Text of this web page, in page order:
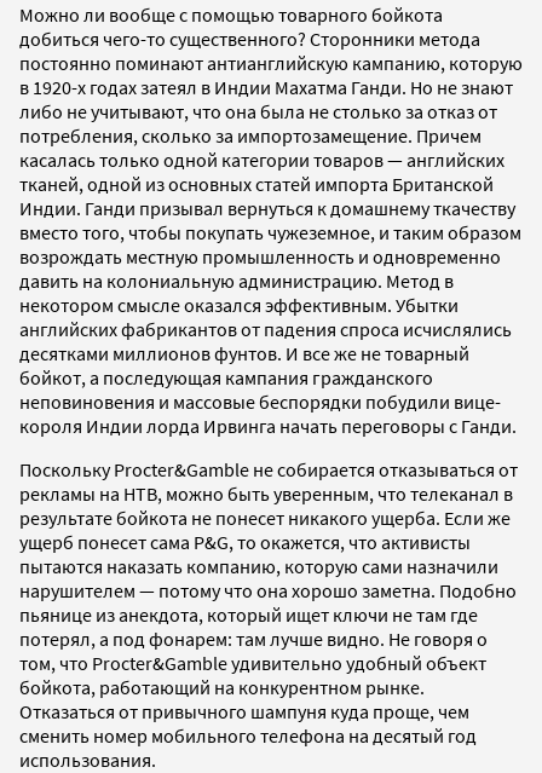
Можно ли вообще с помощью товарного бойкота
добиться чего-то существенного? Сторонники метода
постоянно поминают антианглийскую кампанию, которую
в 1920-х годах затеял в Индии Махатма Ганди. Но не знают
либо не учитывают, что она была не столько за отказ от
потребления, сколько за импортозамещение. Причем
касалась только одной категории товаров — английских
тканей, одной из основных статей импорта Британской
Индии. Ганди призывал вернуться к домашнему ткачеству
вместо того, чтобы покупать чужеземное, и таким образом
возрождать местную промышленность и одновременно
давить на колониальную администрацию. Метод в
некотором смысле оказался эффективным. Убытки
английских фабрикантов от падения спроса исчислялись
десятками миллионов фунтов. И все же не товарный
бойкот, а последующая кампания гражданского
неповиновения и массовые беспорядки побудили вице-
короля Индии лорда Ирвинга начать переговоры с Ганди.
Поскольку Procter&Gamble не собирается отказываться от
рекламы на НТВ, можно быть уверенным, что телеканал в
результате бойкота не понесет никакого ущерба. Если же
ущерб понесет сама P&G, то окажется, что активисты
пытаются наказать компанию, которую сами назначили
нарушителем — потому что она хорошо заметна. Подобно
пьянице из анекдота, который ищет ключи не там где
потерял, а под фонарем: там лучше видно. Не говоря о
том, что Procter&Gamble удивительно удобный объект
бойкота, работающий на конкурентном рынке.
Отказаться от привычного шампуня куда проще, чем
сменить номер мобильного телефона на десятый год
использования.